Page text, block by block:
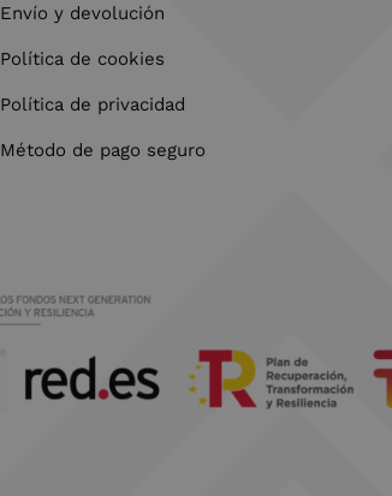
Envío y devolución
Política de cookies
Política de privacidad
Método de pago seguro